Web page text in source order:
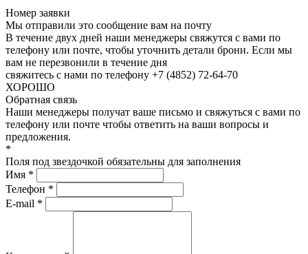
Номер заявки
Мы отправили это сообщение вам на почту
В течение двух дней наши менеджеры свяжутся с вами по
телефону или почте, чтобы уточнить детали брони. Если мы
вам не перезвонили в течение дня
свяжитесь с нами по телефону +7 (4852) 72-64-70
ХОРОШО
Обратная связь
Наши менеджеры получат ваше письмо и свяжуться с вами по
телефону или почте чтобы ответить на ваши вопросы и
предложения.
*
Поля под звездочкой обязательны для заполнения
Имя *
Телефон *
E-mail *